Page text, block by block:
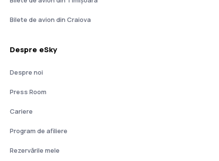
Bilete de avion din Craiova
Despre eSky
Despre noi
Press Room
Cariere
Program de afiliere
Rezervările mele